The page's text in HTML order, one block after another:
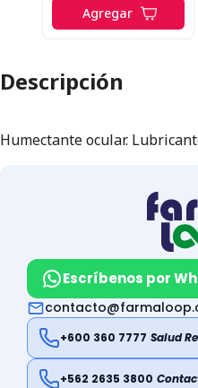
Agregar
Descripción
Humectante ocular.
Escríbenos por
+600 360 7777 Salud
+562 2635 3800